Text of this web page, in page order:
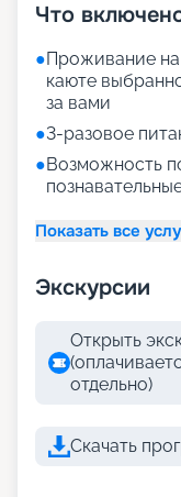
Что
●Проживание
каюте
за вами
●3-разовое
●Возможность
Показать все
Экскурсии
Открыть
отдельно)
Скачать